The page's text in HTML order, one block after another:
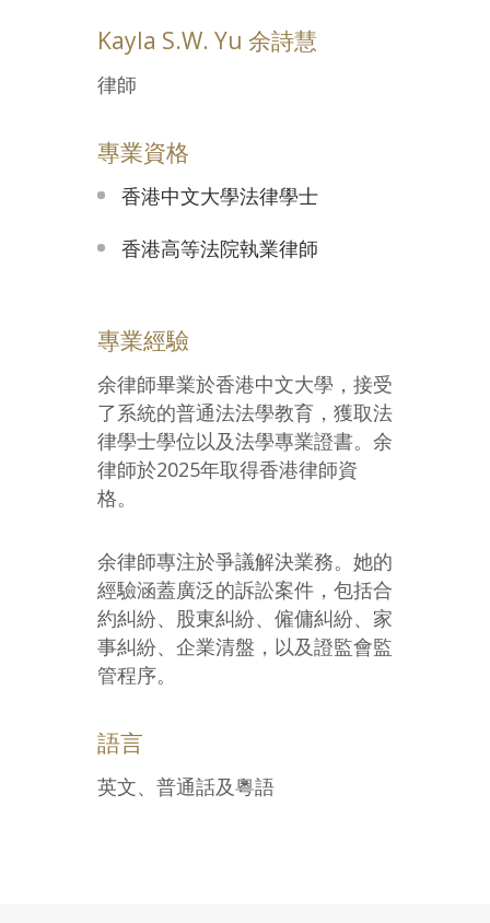
Kayla S.W. Yu 余詩慧
律師
專業資格
香港中文大學法律學士
香港高等法院執業律師
專業經驗
余律師畢業於香港中文大學，接受
了系統的普通法法學教育，獲取法
律學士學位以及法學專業證書。余
律師於2025年取得香港律師資
格。
余律師專注於爭議解決業務。她的
經驗涵蓋廣泛的訴訟案件，包括合
約糾紛、股東糾紛、僱傭糾紛、家
事糾紛、企業清盤，以及證監會監
管程序。
語言
英文、普通話及粵語